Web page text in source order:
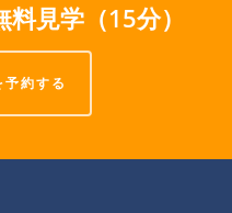
見学（15分）
約する